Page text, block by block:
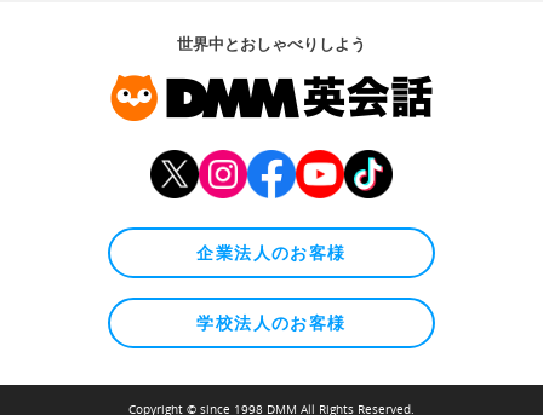
世界中とおしゃべりしよう
企業法人のお客様
学校法人のお客様
Copyright © since 1998 DMM All Rights Reserved.